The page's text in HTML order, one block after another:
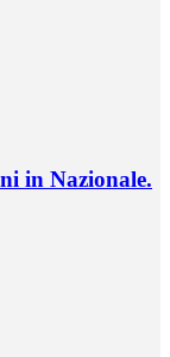
in Nazionale.